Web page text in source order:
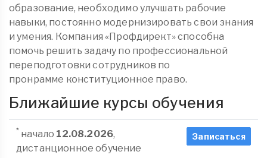
образование, необходимо улучшать рабочие
навыки, постоянно модернизировать свои знания
и умения. Компания «Профдирект» способна
помочь решить задачу по профессиональной
переподготовки сотрудников по
пронрамме конституционное право.
Ближайшие курсы обучения
* начало 12.08.2026,
дистанционное обучение
Записаться